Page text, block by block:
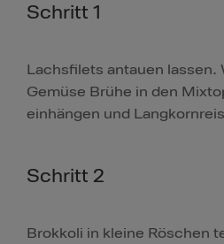
Schritt 1
Lachsfilets antauen lassen.
Gemüse Brühe in den
einhängen und
Schritt 2
Brokkoli in kleine Röschen